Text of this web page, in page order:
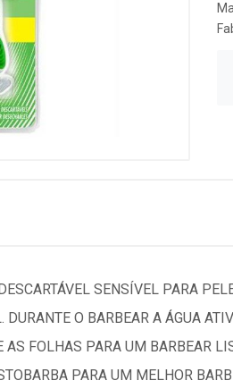
SENSÍVEL PARA
DURANTE O BARBEAR A ÁGUA
AS FOLHAS PARA UM BARBEAR
PARA UM MELHOR